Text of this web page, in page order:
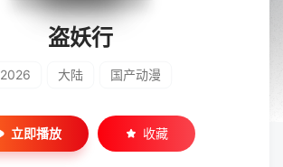
盗妖行
2026 大陆 国产动漫
立即播放 收藏